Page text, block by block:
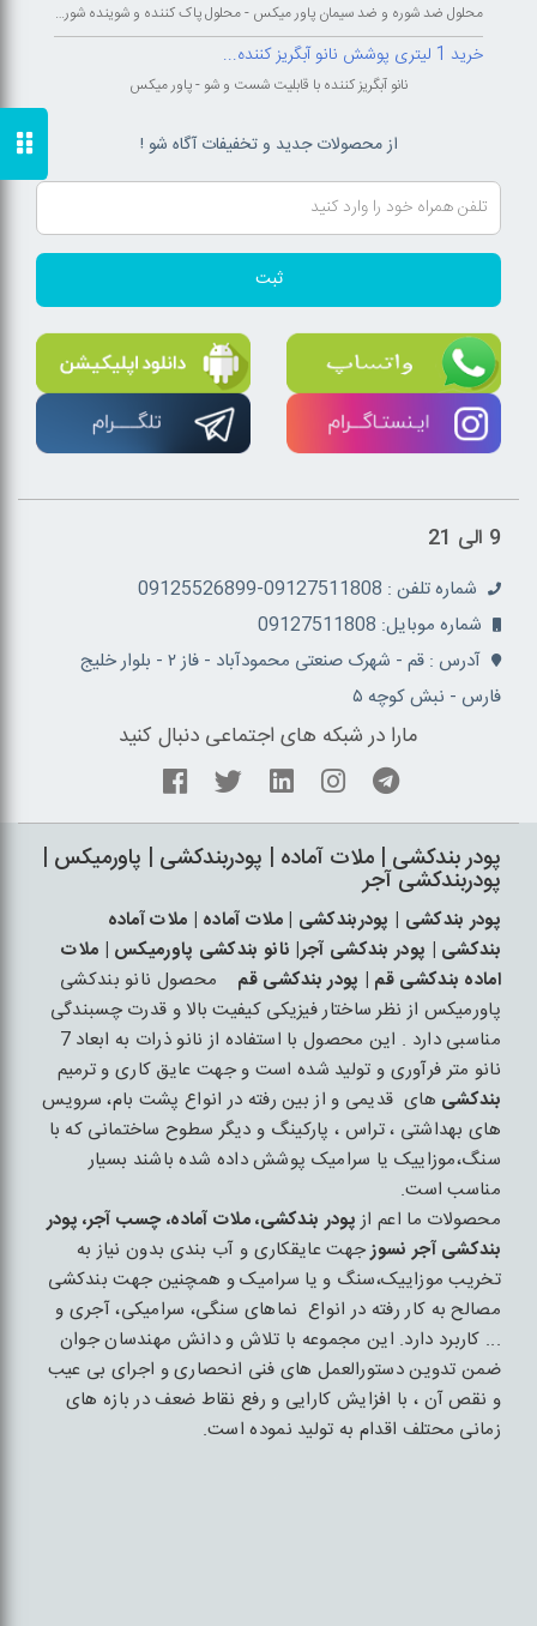
محلول ضد شوره و ضد سیمان پاور میکس - محلول پاک کننده و شوینده شوره و سیمان...
خرید 1 لیتری پوشش نانو آبگریز کننده...
نانو آبگریز کننده با قابلیت شست و شو - پاور میکس
از محصولات جدید و تخفیفات آگاه شو !
ثبت
9 الی 21
شماره تلفن : 09127511808-09125526899
شماره موبایل: 09127511808
آدرس : قم - شهرک صنعتی محمودآباد - فاز ۲ - بلوار خلیج
فارس - نبش کوچه ۵
مارا در شبکه های اجتماعی دنبال کنید
پودر بندکشی | ملات آماده | پودربندکشی | پاورمیکس |
پودربندکشی آجر
پودر بندکشی | پودربندکشی | ملات آماده | ملات آماده
بندکشی | پودر بندکشی آجر| نانو بندکشی پاورمیکس | ملات
اماده بندکشی قم | پودر بندکشی قم
محصول نانو بندکشی
پاورمیکس از نظر ساختار فیزیکی کیفیت بالا و قدرت چسبندگی
مناسبی دارد . این محصول با استفاده از نانو ذرات به ابعاد 7
نانو متر فرآوری و تولید شده است و جهت عایق کاری و ترمیم
بندکشی های قدیمی و از بین رفته در انواع پشت بام، سرویس
های بهداشتی ، تراس ، پارکینگ و دیگر سطوح ساختمانی که با
سنگ،موزاییک یا سرامیک پوشش داده شده باشند بسیار
مناسب است.
محصولات ما اعم ازپودر بندکشی، ملات آماده، چسب آجر، پودر
بندکشی آجر نسوزجهت عایقکاری و آب بندی بدون نیاز به
تخریب موزاییک،سنگ و یا سرامیک و همچنین جهت بندکشی
مصالح به کار رفته در انواع نماهای سنگی، سرامیکی، آجری و
... کاربرد دارد. این مجموعه با تلاش و دانش مهندسان جوان
ضمن تدوین دستورالعمل های فنی انحصاری و اجرای بی عیب
و نقص آن ، با افزایش کارایی و رفع نقاط ضعف در بازه های
زمانی محتلف اقدام به تولید نموده است.